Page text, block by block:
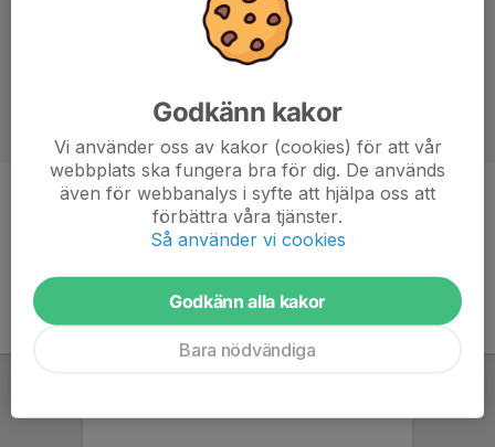
13 år
Godkänn kakor
Vi använder oss av kakor (cookies) för att vår
webbplats ska fungera bra för dig. De används
även för webbanalys i syfte att hjälpa oss att
förbättra våra tjänster.
Så använder vi cookies
Godkänn alla kakor
Bara nödvändiga